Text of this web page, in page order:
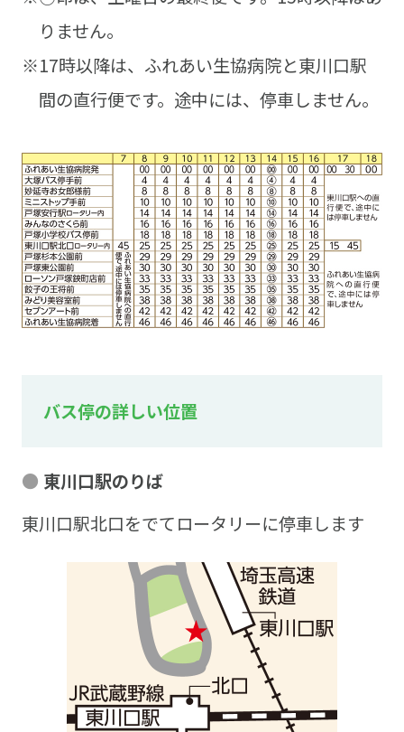
りません。
※17時以降は、ふれあい生協病院と東川口駅
間の直行便です。途中には、停車しません。
バス停の詳しい位置
東川口駅のりば
東川口駅北口をでてロータリーに停車します